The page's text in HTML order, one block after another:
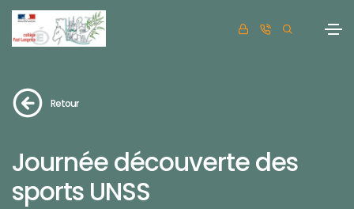
Retour
Journée découverte des
sports UNSS